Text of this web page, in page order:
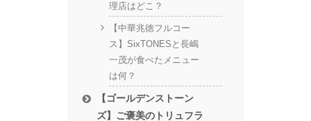
理店はどこ？
【中華兆徳フルコー
ス】SixTONESと長嶋
一茂が食べたメニュー
は何？
【ゴールデンストーン
ズ】ご褒美のトリュフラ